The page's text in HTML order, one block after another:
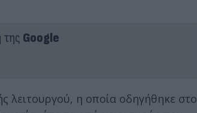
Google
λειτουργού, η οποία οδηγήθηκε στο